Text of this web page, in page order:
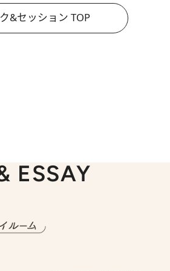
&セッション TOP
ESSAY